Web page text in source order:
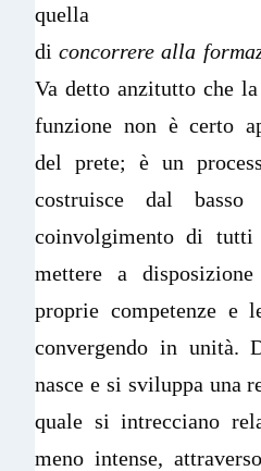
quella
diconcorrere alla
Va detto anzitutto che
funzione non è certo
del prete; è un
costruisce dal
coinvolgimento di
mettere a
proprie competenze e
convergendo in unità.
nasce e si sviluppa una
quale si intrecciano
meno intense,